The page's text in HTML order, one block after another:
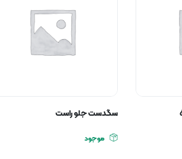
سگدست جلو راست
موجود